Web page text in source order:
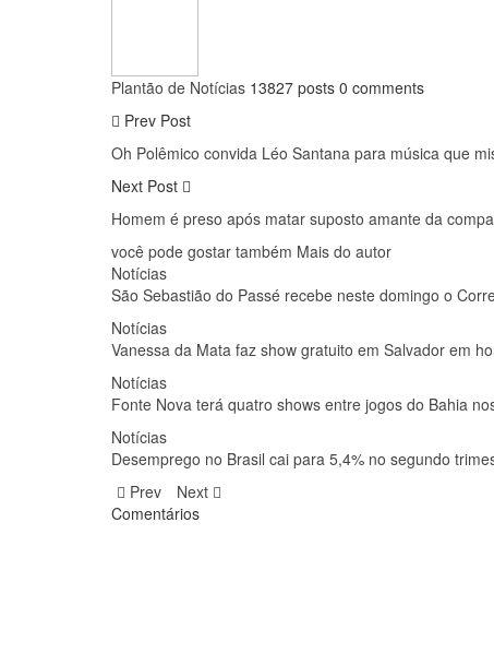
Plantão de Notícias 13827 posts 0 comments
Prev Post
Oh Polêmico convida Léo Santana para música que
Next Post
Homem é preso após matar suposto amante da
você pode gostar também Mais do autor
Notícias
São Sebastião do Passé recebe neste domingo o
Notícias
Vanessa da Mata faz show gratuito em Salvador em
Notícias
Fonte Nova terá quatro shows entre jogos do Bahia
Notícias
Desemprego no Brasil cai para 5,4% no segundo
Prev
Next
Comentários